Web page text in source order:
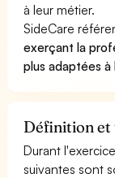
à leur métier.
SideCare
exerçant la
plus adaptées à
Définition et
Durant
suivantes sont